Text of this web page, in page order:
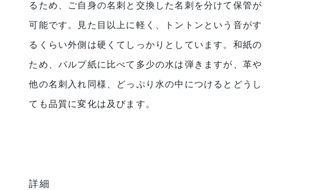
るため、ご自身の名刺と交換した名刺を分けて保管が
可能です。見た目以上に軽く、トントンという音がす
るくらい外側は硬くてしっかりとしています。和紙の
ため、パルプ紙に比べて多少の水は弾きますが、革や
他の名刺入れ同様、どっぷり水の中につけるとどうし
ても品質に変化は及びます。
詳細